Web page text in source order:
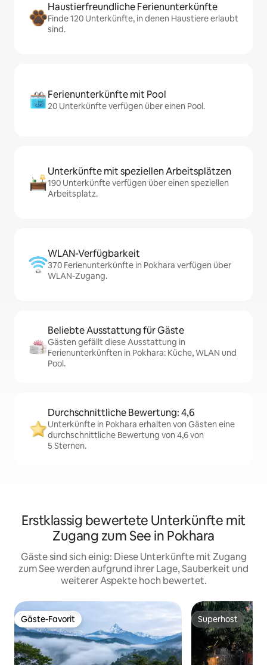
Haustierfreundliche Ferienunterkünfte
Finde 120 Unterkünfte, in denen Haustiere erlaubt
sind.
Ferienunterkünfte mit Pool
20 Unterkünfte verfügen über einen Pool.
Unterkünfte mit speziellen Arbeitsplätzen
190 Unterkünfte verfügen über einen speziellen
Arbeitsplatz.
WLAN-Verfügbarkeit
370 Ferienunterkünfte in Pokhara verfügen über
WLAN-Zugang.
Beliebte Ausstattung für Gäste
Gästen gefällt diese Ausstattung in
Ferienunterkünften in Pokhara: Küche, WLAN und
Pool.
Durchschnittliche Bewertung: 4,6
Unterkünfte in Pokhara erhalten von Gästen eine
durchschnittliche Bewertung von 4,6 von
5 Sternen.
Erstklassig bewertete Unterkünfte mit
Zugang zum See in Pokhara
Gäste sind sich einig: Diese Unterkünfte mit Zugang
zum See werden aufgrund ihrer Lage, Sauberkeit und
weiterer Aspekte hoch bewertet.
Gäste-Favorit
Gäste-Favorit Superhost
Superhost